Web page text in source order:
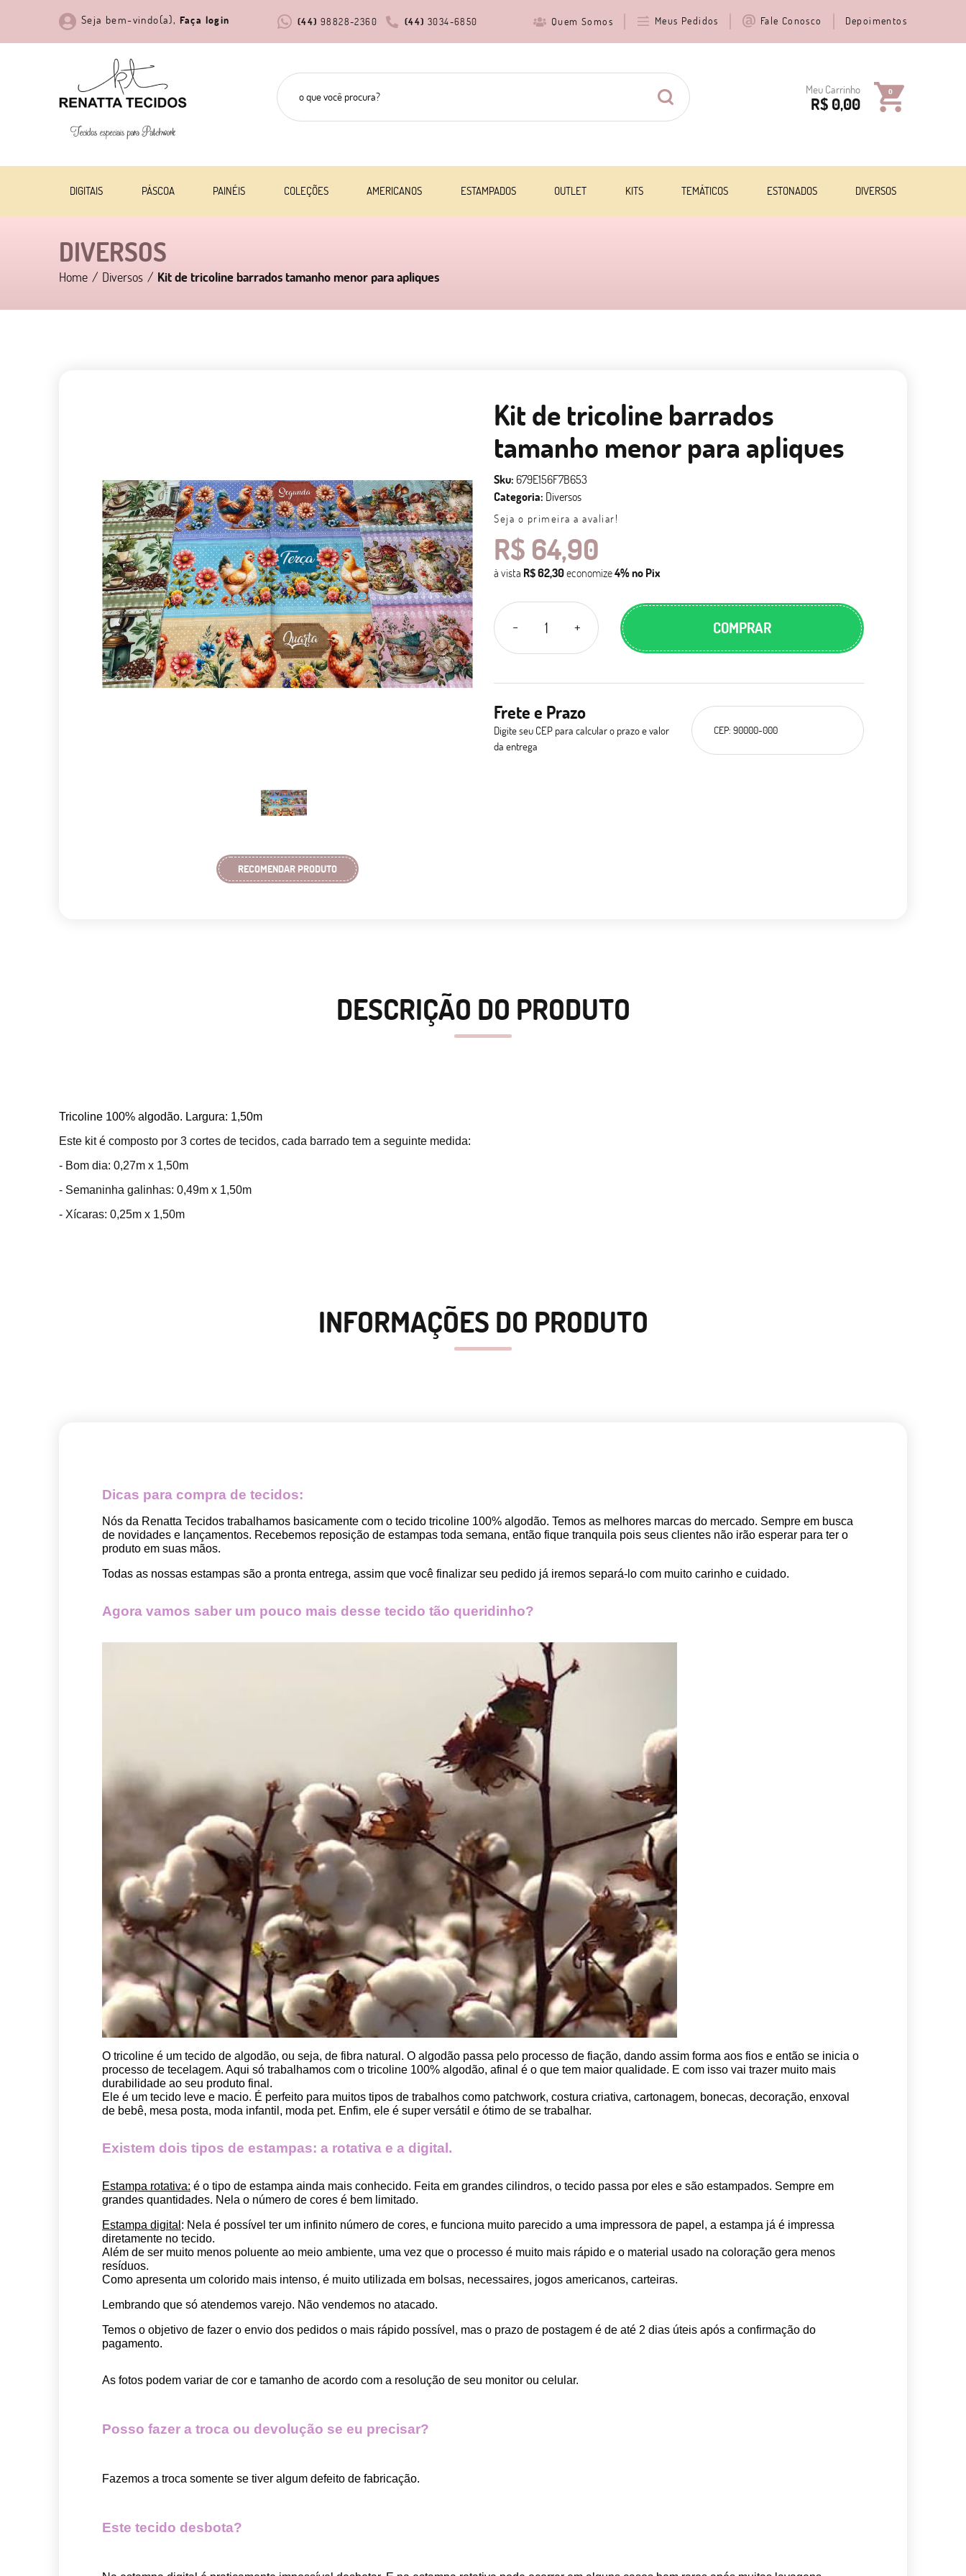
Seja bem-vindo(a), Faça login (44) 3034-6850
(44) 98828-2360 Quem Somos Meus Pedidos Fale Conosco Depoimentos
Meu Carrinho 0
R$ 0,00
DIGITAIS PÁSCOA PAINÉIS COLEÇÕES AMERICANOS ESTAMPADOS OUTLET KITS TEMÁTICOS ESTONADOS DIVERSOS
DIVERSOS
Home Diversos Kit de tricoline barrados tamanho menor para apliques
RECOMENDAR PRODUTO
Kit de tricoline barrados
tamanho menor para apliques
Sku: 679E156F7B653
Categoria: Diversos
Seja o primeira a avaliar!
R$ 64,90
à vista R$ 62,30economize4%no Pix
COMPRAR
Frete e Prazo
Digite seu CEP para calcular o prazo e valor
da entrega
DESCRIÇÃO DO PRODUTO
Tricoline 100% algodão. Largura: 1,50m
Este kit é composto por 3 cortes de tecidos, cada barrado tem a seguinte medida:
- Bom dia: 0,27m x 1,50m
- Semaninha galinhas: 0,49m x 1,50m
- Xícaras: 0,25m x 1,50m
INFORMAÇÕES DO PRODUTO
Dicas para compra de tecidos:
Nós da Renatta Tecidos trabalhamos basicamente com o tecido tricoline 100% algodão. Temos as melhores marcas do mercado. Sempre em busca
de novidades e lançamentos. Recebemos reposição de estampas toda semana, então fique tranquila pois seus clientes não irão esperar para ter o
produto em suas mãos.
Todas as nossas estampas são a pronta entrega, assim que você finalizar seu pedido já iremos separá-lo com muito carinho e cuidado.
Agora vamos saber um pouco mais desse tecido tão queridinho?
O tricoline é um tecido de algodão, ou seja, de fibra natural. O algodão passa pelo processo de fiação, dando assim forma aos fios e então se inicia o
processo de tecelagem. Aqui só trabalhamos com o tricoline 100% algodão, afinal é o que tem maior qualidade. E com isso vai trazer muito mais
durabilidade ao seu produto final.
Ele é um tecido leve e macio. É perfeito para muitos tipos de trabalhos como patchwork, costura criativa, cartonagem, bonecas, decoração, enxoval
de bebê, mesa posta, moda infantil, moda pet. Enfim, ele é super versátil e ótimo de se trabalhar.
Existem dois tipos de estampas: a rotativa e a digital.
Estampa rotativa: é o tipo de estampa ainda mais conhecido. Feita em grandes cilindros, o tecido passa por eles e são estampados. Sempre em
grandes quantidades. Nela o número de cores é bem limitado.
Estampa digital : Nela é possível ter um infinito número de cores, e funciona muito parecido a uma impressora de papel, a estampa já é impressa
diretamente no tecido.
Além de ser muito menos poluente ao meio ambiente, uma vez que o processo é muito mais rápido e o material usado na coloração gera menos
resíduos.
Como apresenta um colorido mais intenso, é muito utilizada em bolsas, necessaires, jogos americanos, carteiras.
Lembrando que só atendemos varejo. Não vendemos no atacado.
Temos o objetivo de fazer o envio dos pedidos o mais rápido possível, mas o prazo de postagem é de até 2 dias úteis após a confirmação do
pagamento.
As fotos podem variar de cor e tamanho de acordo com a resolução de seu monitor ou celular.
Posso fazer a troca ou devolução se eu precisar?
Fazemos a troca somente se tiver algum defeito de fabricação.
Este tecido desbota?